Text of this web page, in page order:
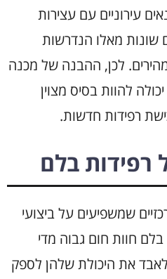
עירוניים עם עצירות
שונות מאלו הנדרשות
לכן, ההבנה של מכנה
להוות בסיס מצוין
רפידות חדשות.
בלם
שמשפיעים על ביצועי
חוות חום גבוה מדי
את היכולת שלהן לספק